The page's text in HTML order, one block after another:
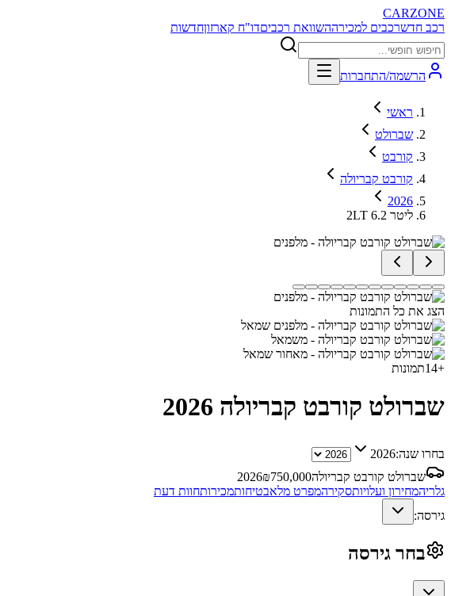
CARZONE
רכב חדשרכבים למכירההשוואת רכביםדו"ח קארזוןחדשות
הרשמה/התחברות
ראשי
שברולט
קורבט
קורבט קבריולה
2026
2LT 6.2 ליטר
הצג את כל התמונות
+
14תמונות
שברולט קורבט קבריולה 2026
בחרו שנה:2026
שברולט קורבט קבריולה
2026₪750,000
גלריהמחירון ועלויותסקירהמפרט מלאבטיחותמכירותחוות דעת
גירסה:
בחר גירסה